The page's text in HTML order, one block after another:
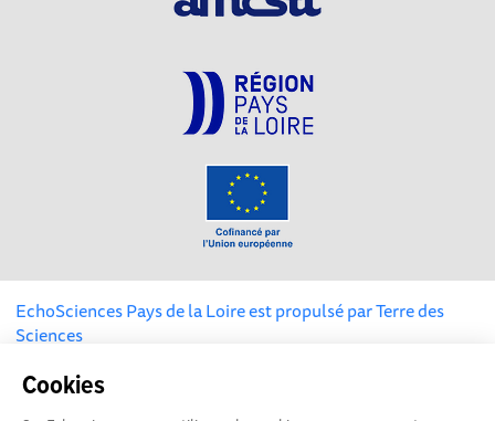
Cookies
EchoSciences Pays de la Loire est propulsé parTerre des
Sciences
Mentions légales